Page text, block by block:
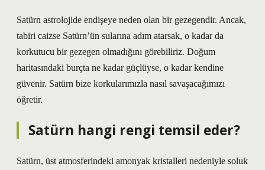
Satürn astrolojide endişeye neden olan bir gezegendir. Ancak,
tabiri caizse Satürn’ün sularına adım atarsak, o kadar da
korkutucu bir gezegen olmadığını görebiliriz. Doğum
haritasındaki burçta ne kadar güçlüyse, o kadar kendine
güvenir. Satürn bize korkularımızla nasıl savaşacağımızı
öğretir.
Satürn hangi rengi temsil eder?
Satürn, üst atmosferindeki amonyak kristalleri nedeniyle soluk